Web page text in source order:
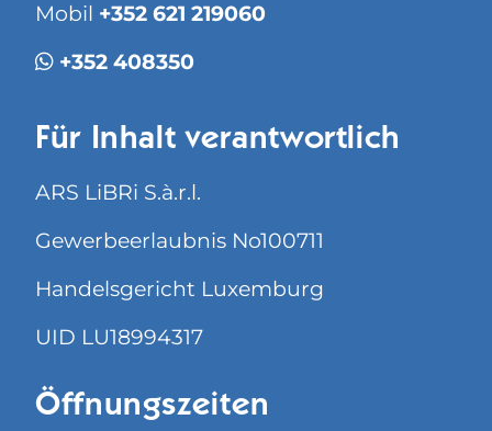
Mobil +352 621 219060
+352 408350
Für Inhalt verantwortlich
ARS LiBRi S.à.r.l.
Gewerbeerlaubnis No100711
Handelsgericht Luxemburg
UID LU18994317
Öffnungszeiten